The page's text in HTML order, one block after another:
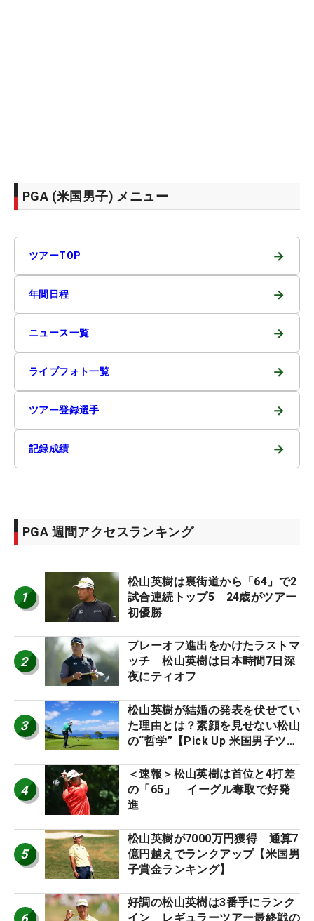
PGA (米国男子) メニュー
ツアーTOP →
年間日程 →
ニュース一覧 →
ライブフォト一覧 →
ツアー登録選手 →
記録成績 →
PGA 週間アクセスランキング
1
松山英樹は裏街道から「64」で2
試合連続トップ5 24歳がツアー
初優勝
2
プレーオフ進出をかけたラストマ
ッチ 松山英樹は日本時間7日深
夜にティオフ
3
松山英樹が結婚の発表を伏せてい
た理由とは？素顔を見せない松山
の“哲学”【Pick Up 米国男子ツア
4
＜速報＞松山英樹は首位と4打差
の「65」 イーグル奪取で好発
進
5
松山英樹が7000万円獲得 通算7
億円越えでランクアップ【米国男
子賞金ランキング】
好調の松山英樹は3番手にランク
イン レギュラーツアー最終戦の